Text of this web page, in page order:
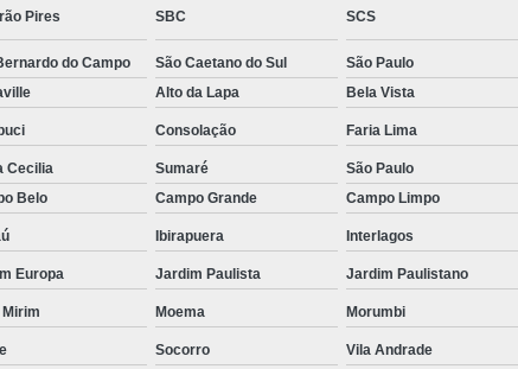
Tratamento Hiperbárico de úlcera Varicosa
Tratamento Hiperbárico em Campina Grande
Tratamento Hiperbárico em Taubaté
Tratamento Hiperbárico para
Tratamento Hiperbárico para Lesão Vascular
Tratamento Câmara Hiperbárica
Tratamento Feridas Câmara
Pires SBC SCS
do Campo São Caetano do Sul São Paulo
Alto da Lapa Bela Vista
Consolação Faria Lima
Cecilia Sumaré São Paulo
Belo Campo Grande Campo Limpo
Ibirapuera Interlagos
Europa Jardim Paulista Jardim Paulistano
Moema Morumbi
Socorro Vila Andrade